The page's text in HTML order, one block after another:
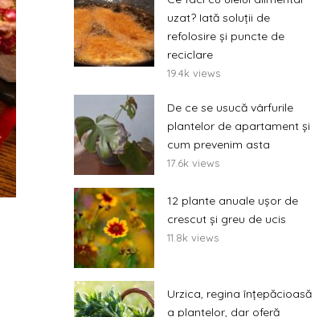
uzat? Iată soluții de
refolosire și puncte de
reciclare
19.4k views
De ce se usucă vârfurile
plantelor de apartament și
cum prevenim asta
17.6k views
12 plante anuale ușor de
crescut și greu de ucis
11.8k views
Urzica, regina înțepăcioasă
a plantelor, dar oferă